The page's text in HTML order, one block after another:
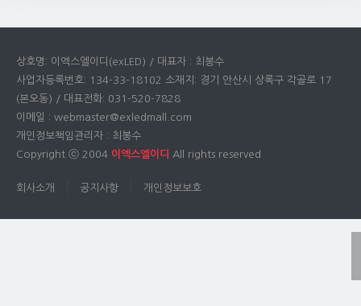
상호명: 이엑스엘이디(exLED) / 대표자 : 최봉수
사업자등록번호: 134-33-18102 소재지: 경기 안산시 상록구 각골로 17
(본오동) / 대표전화: 031-520-7828
이메일 : webmaster@exledmall.com
개인정보책임관리자 : 최봉수
Copyright ⓒ 2004 이엑스엘이디 All rights reserved
회사소개 공지사항 개인정보보호